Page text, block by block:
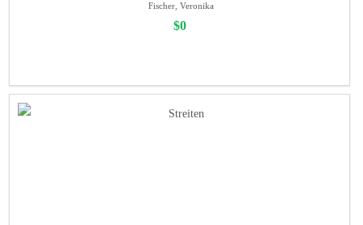
Fischer, Veronika
$0